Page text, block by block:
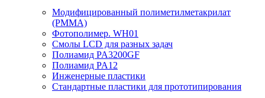
Модифицированный полиметилметакрилат
(PMMA)
Фотополимер. WH01
Смолы LCD для разных задач
Полиамид PA3200GF
Полиамид PA12
Инженерные пластики
Стандартные пластики для прототипирования